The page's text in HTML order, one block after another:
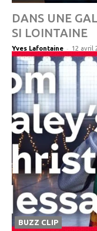
DANS UNE
SI LOINTAINE
Yves Lafontaine - 12 avril
BUZZ CLIP